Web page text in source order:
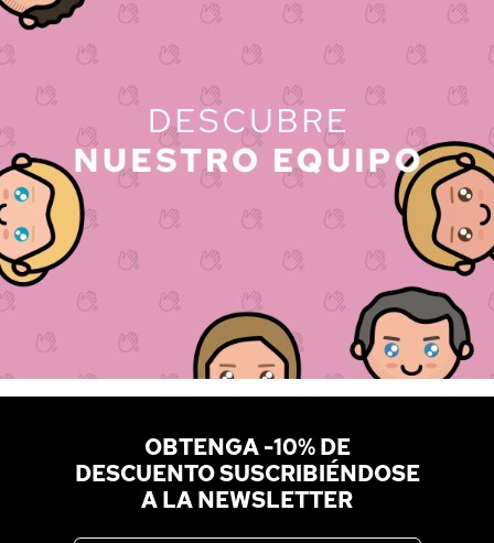
OBTENGA -10% DE
DESCUENTO SUSCRIBIÉNDOSE
A LA NEWSLETTER